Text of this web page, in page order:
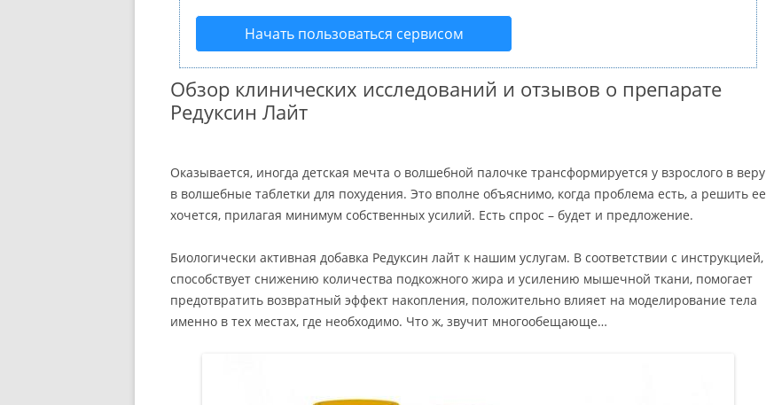
Начать пользоваться сервисом
Обзор клинических исследований и отзывов о препарате
Редуксин Лайт
Оказывается, иногда детская мечта о волшебной палочке трансформируется у взрослого в веру
в волшебные таблетки для похудения. Это вполне объяснимо, когда проблема есть, а решить ее
хочется, прилагая минимум собственных усилий. Есть спрос – будет и предложение.
Биологически активная добавка Редуксин лайт к нашим услугам. В соответствии с инструкцией,
способствует снижению количества подкожного жира и усилению мышечной ткани, помогает
предотвратить возвратный эффект накопления, положительно влияет на моделирование тела
именно в тех местах, где необходимо. Что ж, звучит многообещающе…